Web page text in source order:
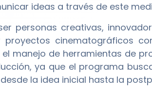
ideas a través de este
personas creativas,
cinematográficos
manejo de herramientas de
ya que el programa
la idea inicial hasta la